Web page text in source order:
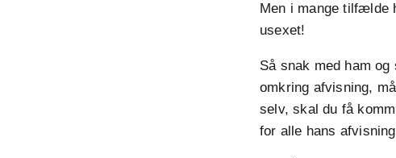
Men i mange tilfælde
usexet!
Så snak med ham
omkring afvisning,
selv, skal du få
for alle hans